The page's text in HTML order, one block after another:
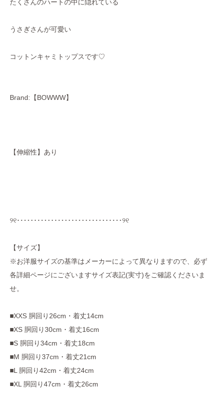
たくさんのハートの中に隠れている
うさぎさんが可愛い
コットンキャミトップスです♡
Brand:【BOWWW】
【伸縮性】あり
୨୧･･･････････････････････････････୨୧
【サイズ】
※お洋服サイズの基準はメーカーによって異なりますので、必ず
各詳細ページにございますサイズ表記(実寸)をご確認くださいま
せ。
■XXS 胴回り26cm・着丈14cm
■XS 胴回り30cm・着丈16cm
■S 胴回り34cm・着丈18cm
■M 胴回り37cm・着丈21cm
■L 胴回り42cm・着丈24cm
■XL 胴回り47cm・着丈26cm